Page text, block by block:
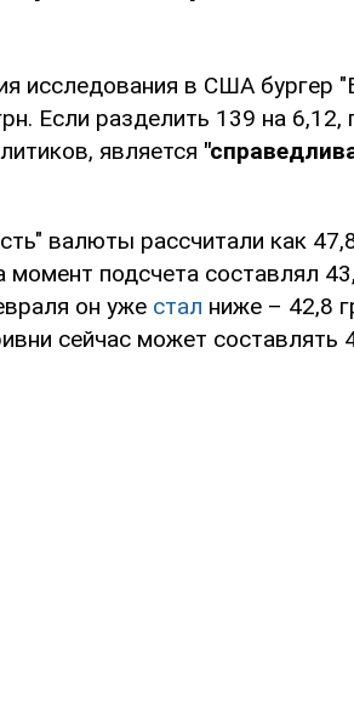
исследования в США бургер
Если разделить 139 на
является
валюты рассчитали как
момент подсчета составлял
он уже стал ниже – 42,8
сейчас может составлять